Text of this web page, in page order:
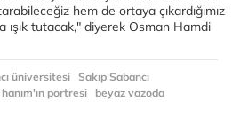
hem de ortaya çıkardığımız
ışık tutacak," diyerek Osman Hamdi
üniversitesi
Sakıp Sabancı
portresi
beyaz vazoda